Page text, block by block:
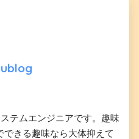
テムエンジニアです。趣味
きる趣味なら大体抑えて